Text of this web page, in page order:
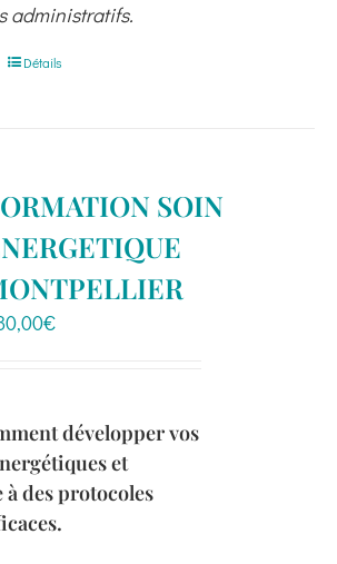
administratifs.
Ce
Les
options
peuvent
être
choisies
page
du
produit
Détails
SOIN
€
développer vos
et
des protocoles